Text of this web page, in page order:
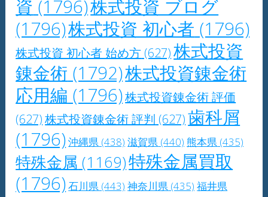
資 (1796)株式投資 ブログ
(1796)株式投資 初心者 (1796)
株式投資 初心者 始め方 (627)株式投資
錬金術 (1792)株式投資錬金術
応用編 (1796)株式投資錬金術 評価
(627)株式投資錬金術 評判 (627)歯科屑
(1796)沖縄県 (438) 滋賀県 (440) 熊本県 (435)
特殊金属 (1169)特殊金属買取
(1796)石川県 (443) 神奈川県 (435) 福井県